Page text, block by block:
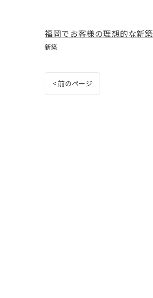
福岡でお客様の理想的な新築
新築
< 前のページ